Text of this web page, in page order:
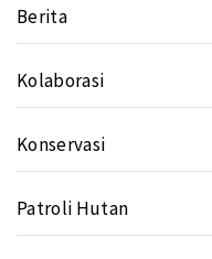
Berita
Kolaborasi
Konservasi
Patroli Hutan